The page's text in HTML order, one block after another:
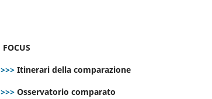
FOCUS
>>> Itinerari della comparazione
>>> Osservatorio comparato